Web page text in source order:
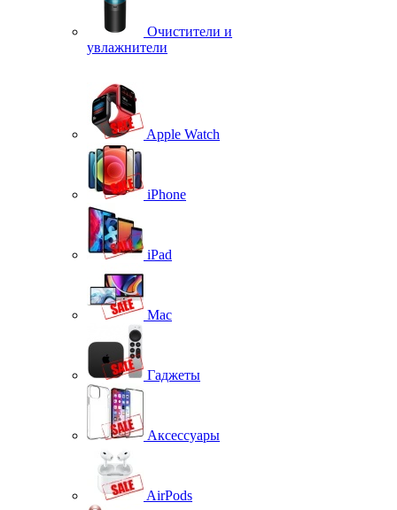
Очистители и
увлажнители
Apple Watch
iPhone
iPad
Mac
Гаджеты
Аксессуары
AirPods